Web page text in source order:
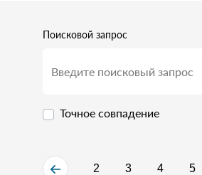
Поисковой запрос
Точное совпадение
2 3 4 5